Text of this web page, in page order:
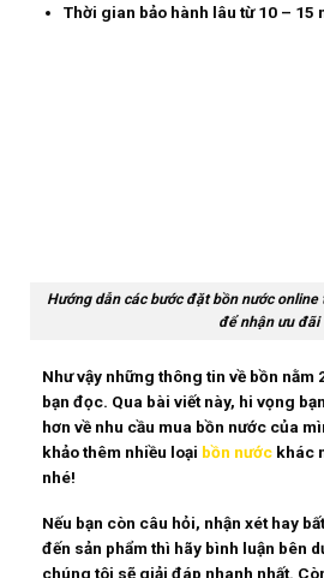
Thời gian bảo hành lâu từ 10 – 15
Hướng dẫn các bước đặt bồn nước
để nhận ưu đãi
Như vậy những thông tin về bồn nằm
bạn đọc. Qua bài viết này, hi vọng
hơn về nhu cầu mua bồn nước của
khảo thêm nhiều loại bồn nước khác
nhé!
Nếu bạn còn câu hỏi, nhận xét hay
đến sản phẩm thì hãy bình luận bên
chúng tôi sẽ giải đáp nhanh nhất.